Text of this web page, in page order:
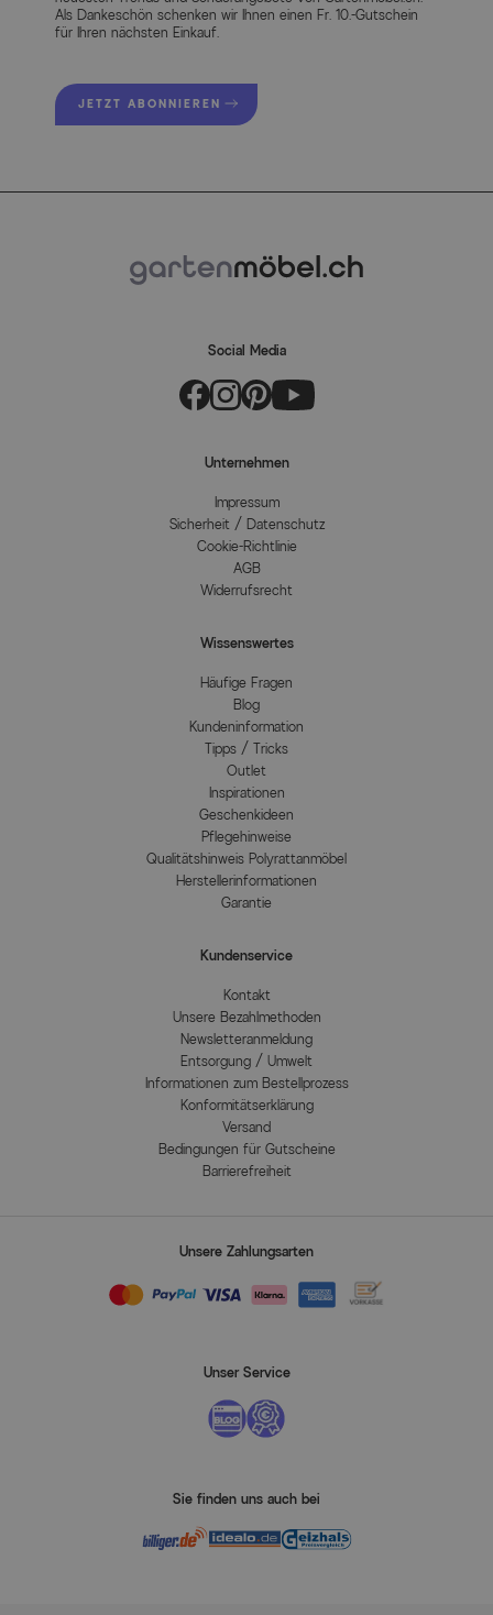
Als Dankeschön schenken wir Ihnen einen Fr. 10.-Gutschein
für Ihren nächsten Einkauf.
JETZT ABONNIEREN
Social Media
Unternehmen
Impressum
Sicherheit / Datenschutz
Cookie-Richtlinie
AGB
Widerrufsrecht
Wissenswertes
Häufige Fragen
Blog
Kundeninformation
Tipps / Tricks
Outlet
Inspirationen
Geschenkideen
Pflegehinweise
Qualitätshinweis Polyrattanmöbel
Herstellerinformationen
Garantie
Kundenservice
Kontakt
Unsere Bezahlmethoden
Newsletteranmeldung
Entsorgung / Umwelt
Informationen zum Bestellprozess
Konformitätserklärung
Versand
Bedingungen für Gutscheine
Barrierefreiheit
Unsere Zahlungsarten
Unser Service
Sie finden uns auch bei